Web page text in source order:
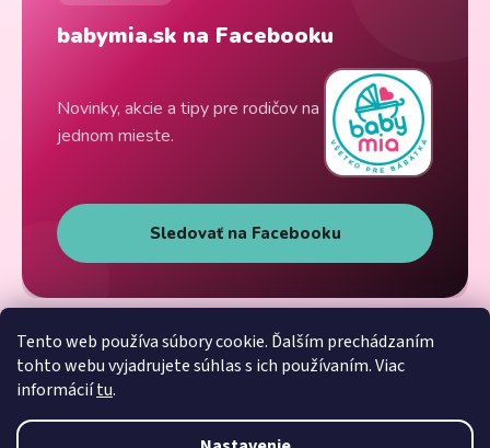
Tento web používa súbory cookie. Ďalším prechádzaním
tohto webu vyjadrujete súhlas s ich používaním. Viac
informáciítu.
babymia.sk na Facebooku
Novinky, akcie a tipy pre rodičov na
jednom mieste.
Sledovať na Facebooku